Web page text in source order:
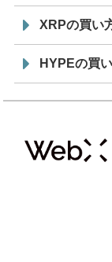
XRPの買い
HYPEの買